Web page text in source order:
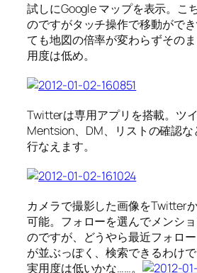
試しにGoogle マップを表示。こ
のですがタッチ操作で移動がで
ても地図の倍率が変わらずその
用度は低め。
Twitterは専用アプリを搭載。ツ
Mentsion、DM、リストの確認
行なえます。
カメラで撮影した画像をTwitter
可能。フォローを選んでメンシ
のですが、どうやら最近フォロ
が並ぶっぽく、検索できるわけ
実用度は低いかな……。